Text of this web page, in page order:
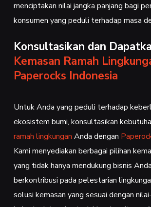
menciptakan nilai jangka panjang bagi
konsumen yang peduli terhadap masa
Konsultasikan dan
Kemasan Ramah
Paperocks Indonesia
Untuk Anda yang peduli terhadap
ekosistem bumi, konsultasikan
ramah lingkungan Anda dengan
Kami menyediakan berbagai pilihan
yang tidak hanya mendukung bisnis
berkontribusi pada pelestarian
solusi kemasan yang sesuai dengan